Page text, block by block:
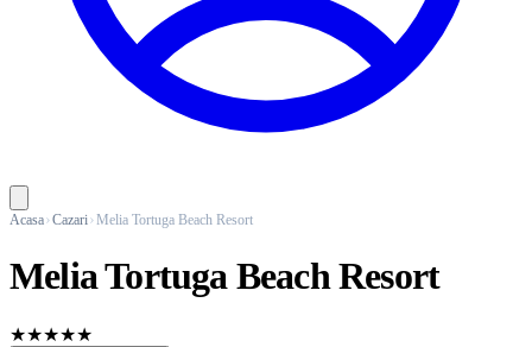
Acasa Cazari Melia Tortuga Beach Resort
Melia Tortuga Beach Resort
★★★★★